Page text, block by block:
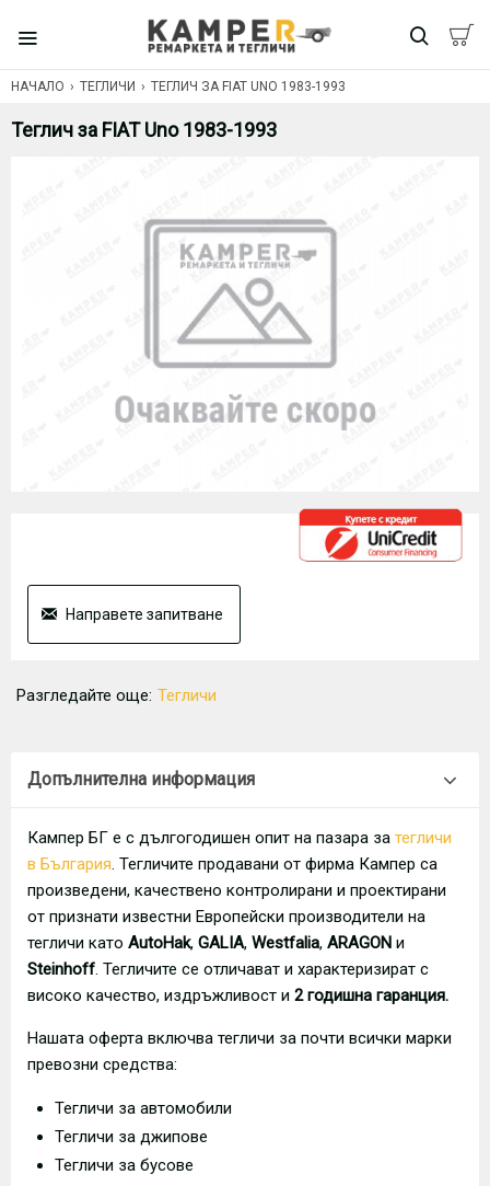
НАЧАЛО ТЕГЛИЧИ ТЕГЛИЧ ЗА FIAT UNO 1983-1993
Теглич за FIAT Uno 1983-1993
Направете запитване
Разгледайте още: Тегличи
Допълнителна информация
Кампер БГ е с дългогодишен опит на пазара за тегличи
в България. Тегличите продавани от фирма Кампер са
произведени, качествено контролирани и проектирани
от признати известни Европейски производители на
тегличи като AutoHak, GALIA, Westfalia, ARAGON и
Steinhoff. Тегличите се отличават и характеризират с
високо качество, издръжливост и 2 годишна гаранция.
Нашата оферта включва тегличи за почти всички марки
превозни средства:
Тегличи за автомобили
Тегличи за джипове
Тегличи за бусове